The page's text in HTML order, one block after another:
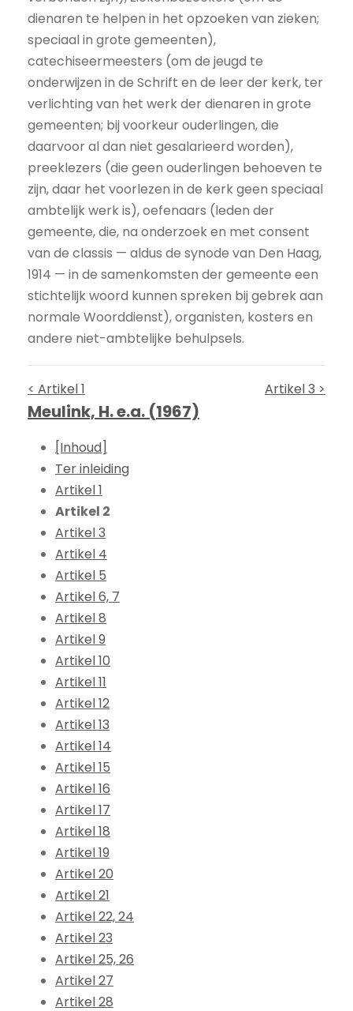
dienaren te helpen in het opzoeken van zieken;
speciaal in grote gemeenten),
catechiseermeesters (om de jeugd te
onderwijzen in de Schrift en de leer der kerk, ter
verlichting van het werk der dienaren in grote
gemeenten; bij voorkeur ouderlingen, die
daarvoor al dan niet gesalarieerd worden),
preeklezers (die geen ouderlingen behoeven te
zijn, daar het voorlezen in de kerk geen speciaal
ambtelijk werk is), oefenaars (leden der
gemeente, die, na onderzoek en met consent
van de classis — aldus de synode van Den Haag,
1914 — in de samenkomsten der gemeente een
stichtelijk woord kunnen spreken bij gebrek aan
normale Woorddienst), organisten, kosters en
andere niet-ambtelijke behulpsels.
< Artikel 1 Artikel 3 >
Meulink, H. e.a. (1967)
[Inhoud]
Ter inleiding
Artikel 1
Artikel 2
Artikel 3
Artikel 4
Artikel 5
Artikel 6, 7
Artikel 8
Artikel 9
Artikel 10
Artikel 11
Artikel 12
Artikel 13
Artikel 14
Artikel 15
Artikel 16
Artikel 17
Artikel 18
Artikel 19
Artikel 20
Artikel 21
Artikel 22, 24
Artikel 23
Artikel 25, 26
Artikel 27
Artikel 28